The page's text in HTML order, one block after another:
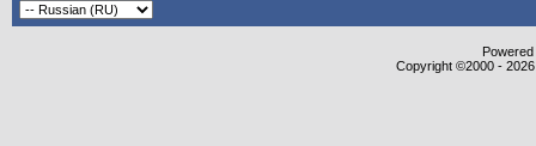
Copyright ©2000 -